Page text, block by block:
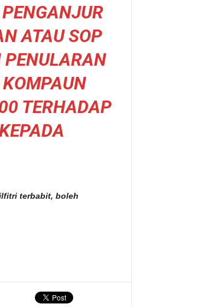
ATAU SOP
TERHADAP
terbabit, boleh